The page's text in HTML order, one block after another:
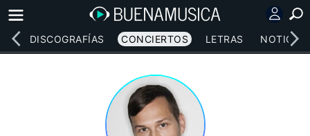
DISCOGRAFÍAS CONCIERTOS LETRAS NOTICIAS